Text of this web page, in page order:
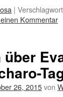
|
Kommentar
über
26, 2015von